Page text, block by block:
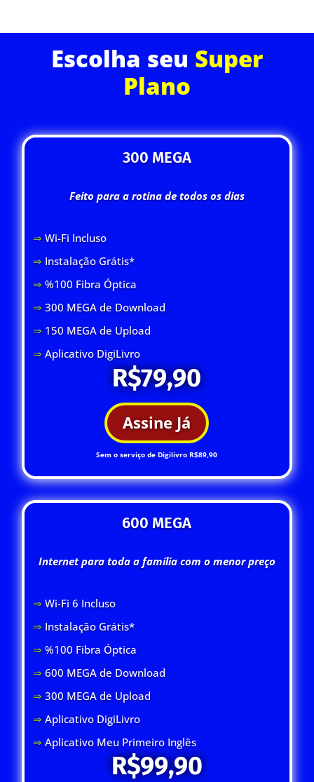
Escolha seu Super
Plano
300 MEGA
Feito para a rotina de todos os dias
⇒ Wi-Fi Incluso
⇒ Instalação Grátis*
⇒ %100 Fibra Óptica
⇒ 300 MEGA de Download
⇒ 150 MEGA de Upload
⇒Aplicativo DigiLivro
R$79,90
Assine Já
Sem o serviço de Digilivro R$89,90
600 MEGA
Internet para toda a família com o menor preço
⇒ Wi-Fi 6 Incluso
⇒ Instalação Grátis*
⇒ %100 Fibra Óptica
⇒ 600 MEGA de Download
⇒300 MEGA de Upload
⇒Aplicativo DigiLivro
⇒Aplicativo Meu Primeiro Inglês
R$99,90